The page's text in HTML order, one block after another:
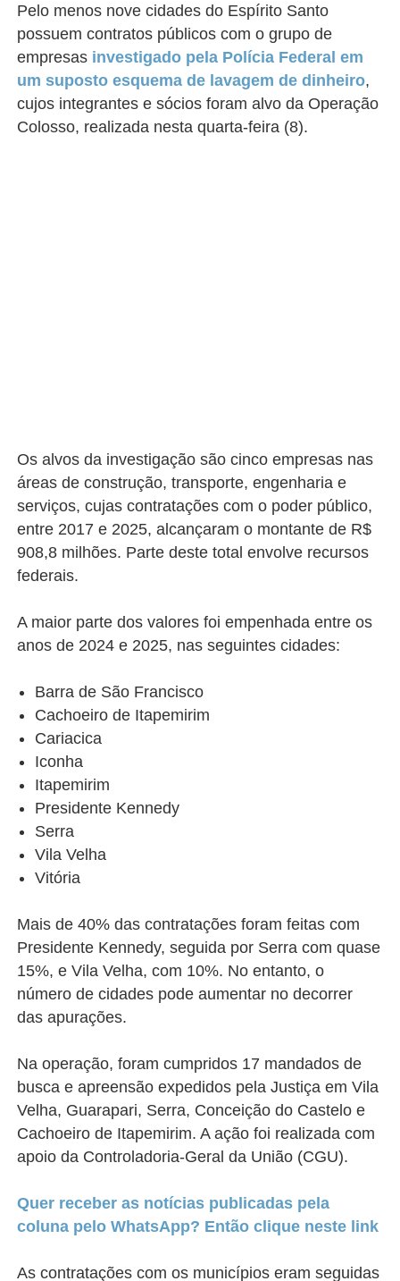
Pelo menos nove cidades do Espírito Santo
possuem contratos públicos com o grupo de
empresas investigado pela Polícia Federal em
um suposto esquema de lavagem de dinheiro,
cujos integrantes e sócios foram alvo da Operação
Colosso, realizada nesta quarta-feira (8).
Os alvos da investigação são cinco empresas nas
áreas de construção, transporte, engenharia e
serviços, cujas contratações com o poder público,
entre 2017 e 2025, alcançaram o montante de R$
908,8 milhões. Parte deste total envolve recursos
federais.
A maior parte dos valores foi empenhada entre os
anos de 2024 e 2025, nas seguintes cidades:
Barra de São Francisco
Cachoeiro de Itapemirim
Cariacica
Iconha
Itapemirim
Presidente Kennedy
Serra
Vila Velha
Vitória
Mais de 40% das contratações foram feitas com
Presidente Kennedy, seguida por Serra com quase
15%, e Vila Velha, com 10%. No entanto, o
número de cidades pode aumentar no decorrer
das apurações.
Na operação, foram cumpridos 17 mandados de
busca e apreensão expedidos pela Justiça em Vila
Velha, Guarapari, Serra, Conceição do Castelo e
Cachoeiro de Itapemirim. A ação foi realizada com
apoio da Controladoria-Geral da União (CGU).
Quer receber as notícias publicadas pela
coluna pelo WhatsApp? Então clique neste link
As contratações com os municípios eram seguidas